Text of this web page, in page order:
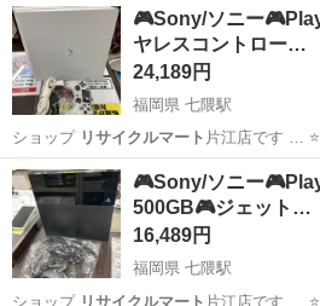
🎮Sony/ソニー
ヤレスコントロー…
24,189円
福岡県 七隈駅
ショップ リサイクルマート 片江店です …
スタ … 店舗名】リサイクルマート
ートフェスタ」…
福岡 福岡市 七隈駅 テレビゲー
🎮Sony/ソニー
500GB🎮ジェット…
16,489円
福岡県 七隈駅
ショップ リサイクルマート 片江店です …